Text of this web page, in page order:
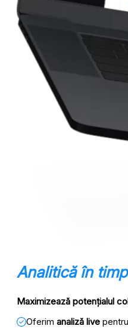
Analitică în
Maximizează potențialul
Oferim analiză live